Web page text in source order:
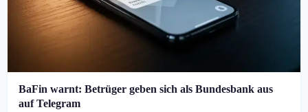
BaFin warnt: Betrüger geben sich als Bundesbank aus
auf Telegram